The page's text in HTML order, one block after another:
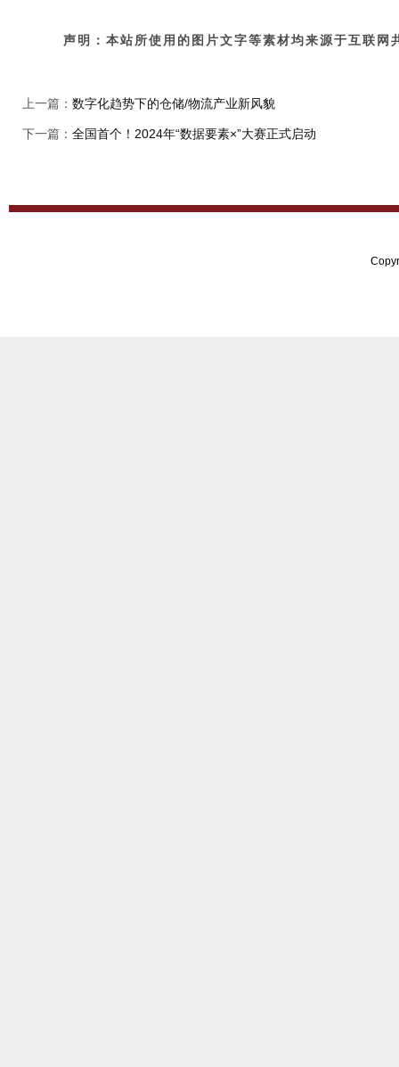
声明：本站所使用的图片文字等素材均来源于互联网
上一篇： 数字化趋势下的仓储/物流产业新风貌
下一篇： 全国首个！2024年“数据要素×”大赛正式启动